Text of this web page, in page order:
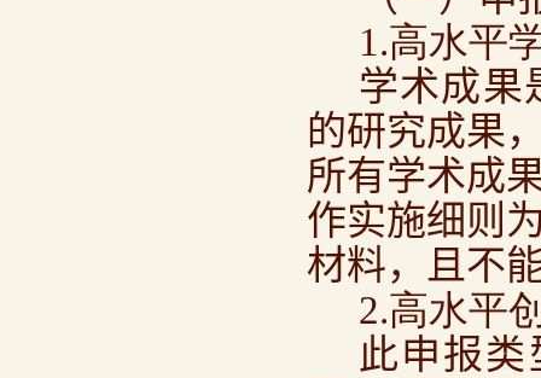
1.高水平
学术成果
的研究成果
所有学术成
作实施细则
材料，且不
2.高水平
此申报